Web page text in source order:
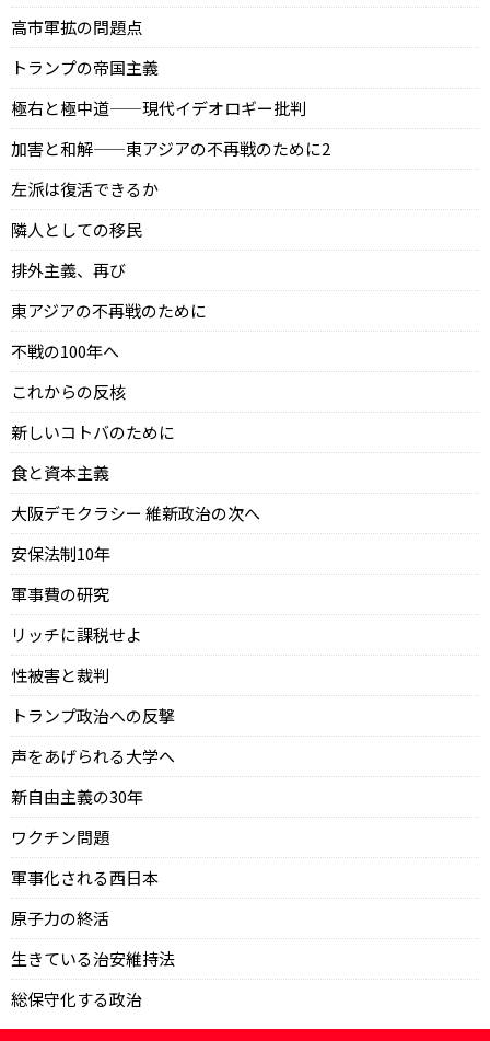
高市軍拡の問題点
トランプの帝国主義
極右と極中道——現代イデオロギー批判
加害と和解——東アジアの不再戦のために2
左派は復活できるか
隣人としての移民
排外主義、再び
東アジアの不再戦のために
不戦の100年へ
これからの反核
新しいコトバのために
食と資本主義
大阪デモクラシー 維新政治の次へ
安保法制10年
軍事費の研究
リッチに課税せよ
性被害と裁判
トランプ政治への反撃
声をあげられる大学へ
新自由主義の30年
ワクチン問題
軍事化される西日本
原子力の終活
生きている治安維持法
総保守化する政治